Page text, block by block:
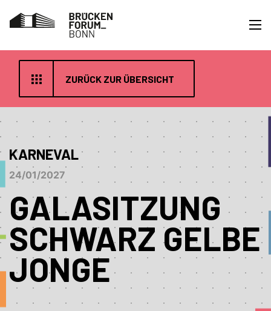
ZURÜCK ZUR ÜBERSICHT
KARNEVAL
24/01/2027
GALASITZUNG
SCHWARZ GELBE
JONGE